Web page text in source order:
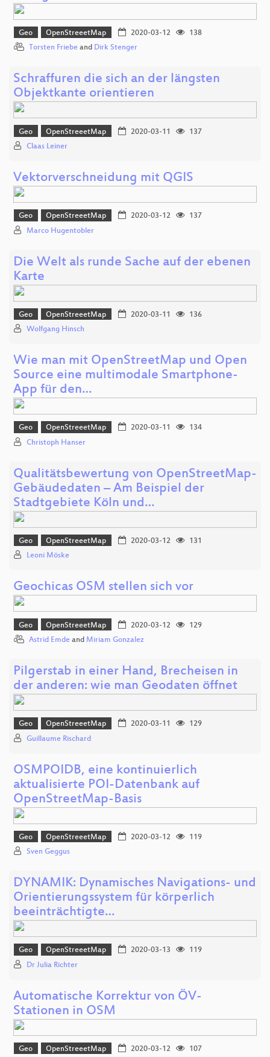
Geo OpenStreeetMap 2020-03-12
138
Torsten Friebe and Dirk Stenger
Schraffuren die sich an der längsten
Objektkante orientieren
Geo OpenStreeetMap 2020-03-11
137
Claas Leiner
Vektorverschneidung mit QGIS
Geo OpenStreeetMap 2020-03-12
137
Marco Hugentobler
Die Welt als runde Sache auf der ebenen
Karte
Geo OpenStreeetMap 2020-03-11
136
Wolfgang Hinsch
Wie man mit OpenStreetMap und Open
Source eine multimodale Smartphone-
App für den…
Geo OpenStreeetMap 2020-03-11
134
Christoph Hanser
Qualitätsbewertung von OpenStreetMap-
Gebäudedaten – Am Beispiel der
Stadtgebiete Köln und…
Geo OpenStreeetMap 2020-03-12
131
Leoni Möske
Geochicas OSM stellen sich vor
Geo OpenStreeetMap 2020-03-12
129
Astrid Emde and Miriam Gonzalez
Pilgerstab in einer Hand, Brecheisen in
der anderen: wie man Geodaten öffnet
Geo OpenStreeetMap 2020-03-11
129
Guillaume Rischard
OSMPOIDB, eine kontinuierlich
aktualisierte POI-Datenbank auf
OpenStreetMap-Basis
Geo OpenStreeetMap 2020-03-12
119
Sven Geggus
DYNAMIK: Dynamisches Navigations- und
Orientierungssystem für körperlich
beeinträchtigte…
Geo OpenStreeetMap 2020-03-13
119
Dr Julia Richter
Automatische Korrektur von ÖV-
Stationen in OSM
Geo OpenStreeetMap 2020-03-12
107